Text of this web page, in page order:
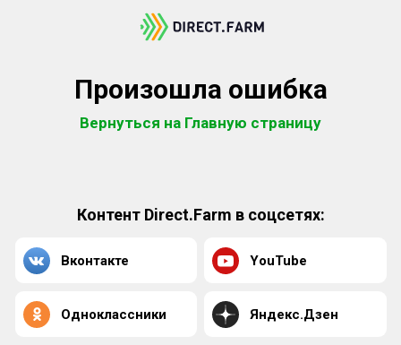
Произошла ошибка
Вернуться на Главную страницу
Контент Direct.Farm в соцсетях:
Вконтакте YouTube
Одноклассники Яндекс.Дзен